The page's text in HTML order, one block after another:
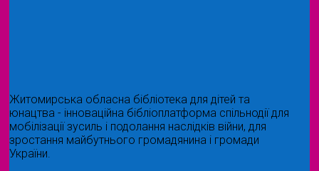
Житомирська обласна бібліотека для дітей та
юнацтва - інноваційна бібліоплатформа спільнодії для
мобілізації зусиль і подолання наслідків війни, для
зростання майбутнього громадянина і громади
України.